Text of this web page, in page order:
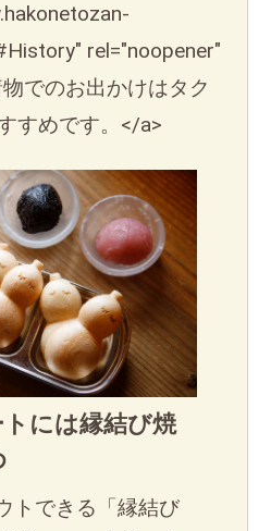
rel="noopener"
でのお出かけはタク
すめです。</a>
には縁結び焼
トできる「縁結び